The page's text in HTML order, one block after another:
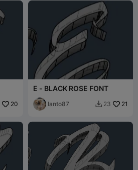
20
E - BLACK ROSE FONT
Ianto87  23 21